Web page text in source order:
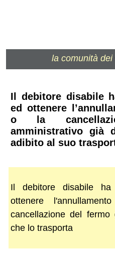
la comunità
Il debitore disabile
ed ottenere
o la
amministrativo già
adibito al suo
Il debitore disabile
ottenere
cancellazione del
che lo trasporta